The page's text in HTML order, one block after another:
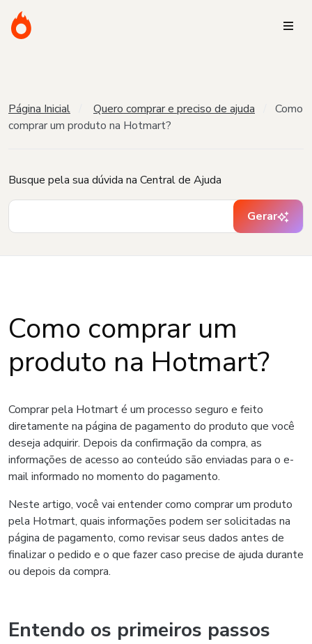
Página Inicial Quero comprar e preciso de ajuda
Como
comprar um produto na Hotmart?
Busque pela sua dúvida na Central de Ajuda
Gerar
Como comprar um
produto na Hotmart?
Comprar pela Hotmart é um processo seguro e feito
diretamente na página de pagamento do produto que você
deseja adquirir. Depois da confirmação da compra, as
informações de acesso ao conteúdo são enviadas para o e-
mail informado no momento do pagamento.
Neste artigo, você vai entender como comprar um produto
pela Hotmart, quais informações podem ser solicitadas na
página de pagamento, como revisar seus dados antes de
finalizar o pedido e o que fazer caso precise de ajuda durante
ou depois da compra.
Entendo os primeiros passos